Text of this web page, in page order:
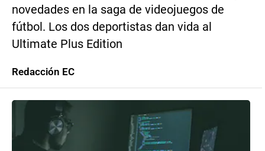
novedades en la saga de videojuegos de
fútbol. Los dos deportistas dan vida al
Ultimate Plus Edition
Redacción EC